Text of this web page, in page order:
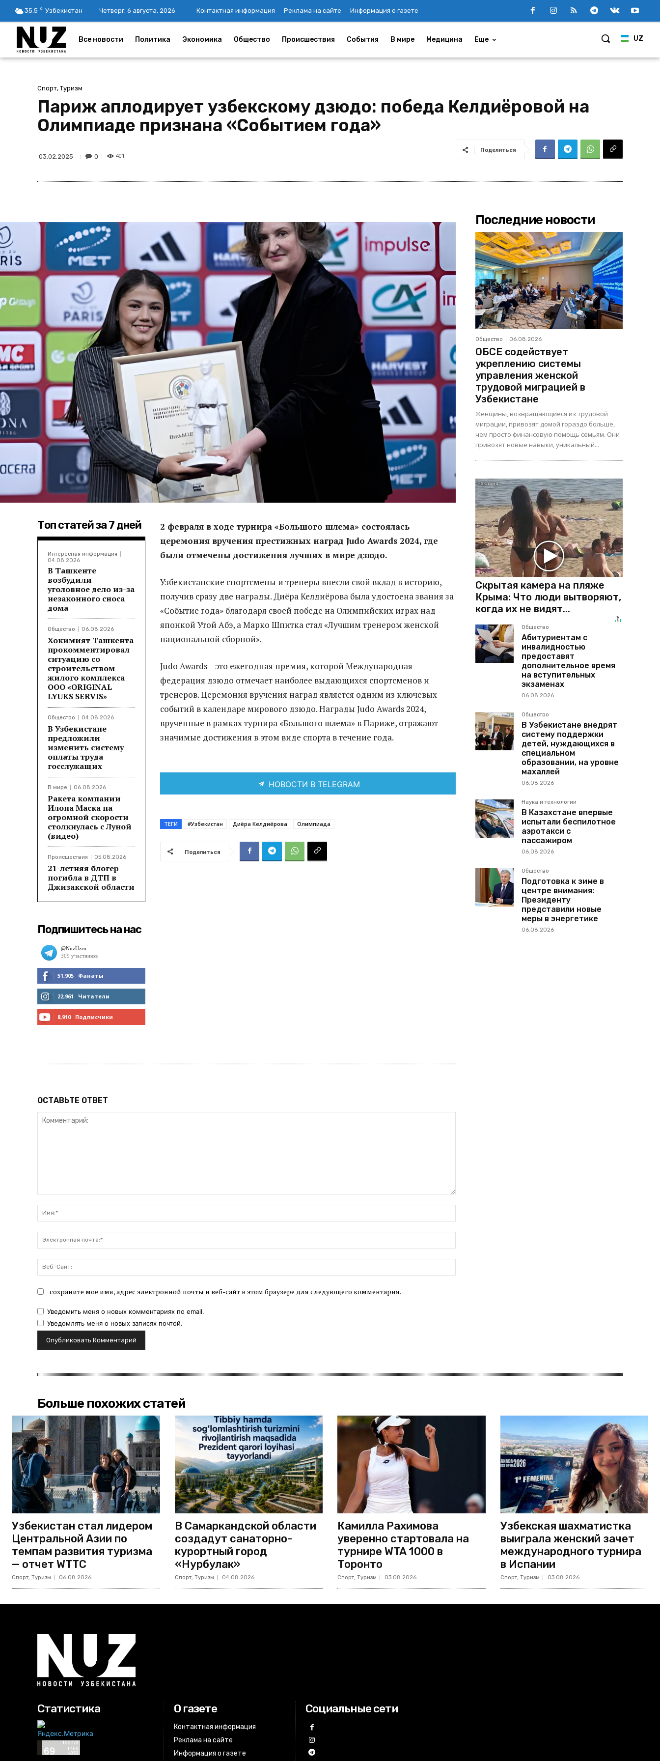
35.5 C Узбекистан Четверг, 6 августа, 2026 Контактная информация Реклама на сайте Информация о газете
UZ
Все новости Политика Экономика Общество Происшествия События В мире Медицина Еще
Спорт, Туризм
Париж аплодирует узбекскому дзюдо: победа Келдиёровой на
Олимпиаде признана «Событием года»
03.02.2025 0 401
Поделиться
Топ статей за 7 дней
Интересная информация
04.08.2026
В Ташкенте
возбудили
уголовное дело из-за
незаконного сноса
дома
Общество 06.08.2026
Хокимият Ташкента
прокомментировал
ситуацию со
строительством
жилого комплекса
ООО «ORIGINAL
LYUKS SERVIS»
Общество 04.08.2026
В Узбекистане
предложили
изменить систему
оплаты труда
госслужащих
В мире 06.08.2026
Ракета компании
Илона Маска на
огромной скорости
столкнулась с Луной
(видео)
Происшествия 05.08.2026
21-летняя блогер
погибла в ДТП в
Джизакской области
Подпишитесь на нас
51,905 Фанаты
МНЕ НРАВИТСЯ
22,961 Читатели
8,910 Подписчики
2 февраля в ходе турнира «Большого шлема» состоялась
церемония вручения престижных наград Judo Awards 2024, где
были отмечены достижения лучших в мире дзюдо.
Узбекистанские спортсмены и тренеры внесли свой вклад в историю,
получив сразу две награды. Диёра Келдиёрова была удостоена звания за
«Событие года» благодаря своей победе на Олимпийских играх над
японкой Утой Абэ, а Марко Шпитка стал «Лучшим тренером женской
национальной сборной».
Judo Awards – это ежегодная премия, которой Международная
федерация дзюдо отмечает наиболее выдающихся спортсменов и
тренеров. Церемония вручения наград является одним из ключевых
событий в календаре мирового дзюдо. Награды Judo Awards 2024,
врученные в рамках турнира «Большого шлема» в Париже, отражают
значимые достижения в этом виде спорта в течение года.
НОВОСТИ В TELEGRAM
ТЕГИ #Узбекистан Диёра Келдиёрова Олимпиада
Поделиться
ОСТАВЬТЕ ОТВЕТ
почта:*
Сайт:
сохраните мое имя, адрес электронной почты и веб-сайт в этом браузере для следующего комментария.
Уведомить меня о новых комментариях по email.
Уведомлять меня о новых записях почтой.
Последние новости
Общество 06.08.2026
ОБСЕ содействует
укреплению системы
управления женской
трудовой миграцией в
Узбекистане
Женщины, возвращающиеся из трудовой
миграции, привозят домой гораздо больше,
чем просто финансовую помощь семьям. Они
привозят новые навыки, уникальный...
Скрытая камера на пляже
Крыма: Что люди вытворяют,
когда их не видят...
Общество
Абитуриентам с
инвалидностью
предоставят
дополнительное время
на вступительных
экзаменах
06.08.2026
Общество
В Узбекистане внедрят
систему поддержки
детей, нуждающихся в
специальном
образовании, на уровне
махаллей
06.08.2026
Наука и технологии
В Казахстане впервые
испытали беспилотное
аэротакси с
пассажиром
06.08.2026
Общество
Подготовка к зиме в
центре внимания:
Президенту
представили новые
меры в энергетике
06.08.2026
Больше похожих статей
Узбекистан стал лидером
Центральной Азии по
темпам развития туризма
— отчет WTTC
Спорт, Туризм 06.08.2026
В Самаркандской области
создадут санаторно-
курортный город
«Нурбулак»
Спорт, Туризм 04.08.2026
Камилла Рахимова
уверенно стартовала на
турнире WTA 1000 в
Торонто
Спорт, Туризм 03.08.2026
Узбекская шахматистка
выиграла женский зачет
международного турнира
в Испании
Спорт, Туризм 03.08.2026
Статистика О газете
Контактная информация
Реклама на сайте
Информация о газете
Социальные сети